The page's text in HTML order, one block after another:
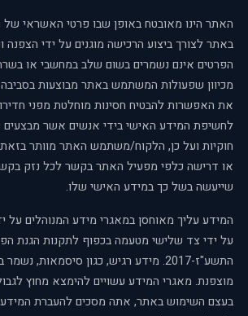
האתר הינו מאובטח באופן שבו פרטי האשראי
באתר לצורך ביצוע הרכישה מוגנים על ידי הצפנה
הפרטים אינם נשמרים בשום שלב במחשבי או
מכיוון שפעולות המשתמש באתר מבוצעות
את האפשרות להבטיח חסינות מוחלטת מפני
לחשיפת המידע האישי בידי אנשים אשר מבצעים
חוקיות ועל כן, הלקוח/משתמש האתר מוותר
או דרישה כלפי מפעיל האתר בקשר לכל נזק
שייעשה בשל כך במידע האישי שלו.
המידע עליך מאוחסן במאגרי מידע המנוהלים על
על ידי צד שלישי מטעמה בכפוף לתקנות הגנת
התשע"ז-2017. מידע רגיש, כגון סיסמאות,
מוצפנת. מאגרי המידע עשויים להימצא מחוץ
בעצם השימוש באתר, אתה מסכים להעברת המידע